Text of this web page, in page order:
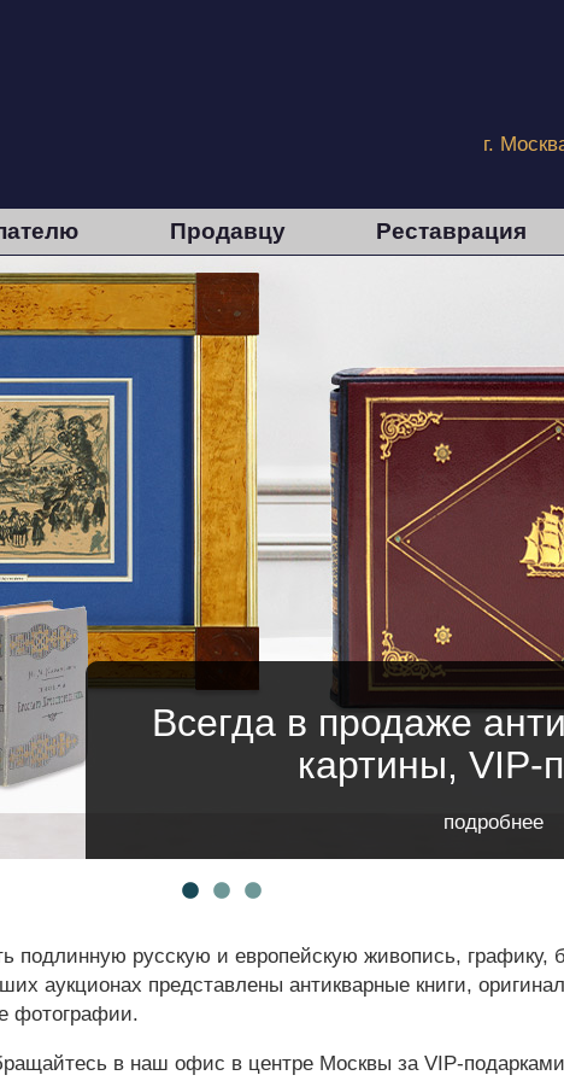
г.
Продавцу Реставрация
Всегда в продаже
картины, VIP-
подробнее
Аукцион "Живопись и
4 августа
Аукцион "Книги и
5 августа
подлинную русскую и европейскую живопись, графику,
аукционах представлены антикварные книги,
фотографии.
в наш офис в центре Москвы за VIP-